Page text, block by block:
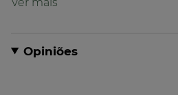
origem natural
Opiniões